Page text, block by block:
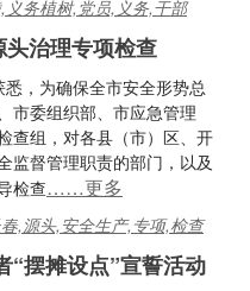
义务植树,党员,义务,干部
治理专项检查
，为确保全市安全形势总
市委组织部、市应急管理
查组，对各县（市）区、开
监督管理职责的部门，以及
检查……更多
,源头,安全生产,专项,检查
“摆摊设点”宣誓活动